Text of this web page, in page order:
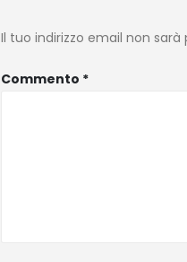
Il tuo indirizzo email non sarà
Commento *